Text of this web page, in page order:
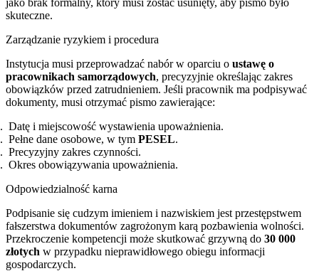
skuteczne.
Zarządzanie ryzykiem i procedura
Instytucja musi przeprowadzać nabór w oparciu o ustawę o
pracownikach samorządowych, precyzyjnie określając zakres
obowiązków przed zatrudnieniem. Jeśli pracownik ma podpisywać
dokumenty, musi otrzymać pismo zawierające:
Datę i miejscowość wystawienia upoważnienia.
Pełne dane osobowe, w tym PESEL.
Precyzyjny zakres czynności.
Okres obowiązywania upoważnienia.
Odpowiedzialność karna
Podpisanie się cudzym imieniem i nazwiskiem jest przestępstwem
fałszerstwa dokumentów zagrożonym karą pozbawienia wolności.
Przekroczenie kompetencji może skutkować grzywną do 30 000
złotych w przypadku nieprawidłowego obiegu informacji
gospodarczych.